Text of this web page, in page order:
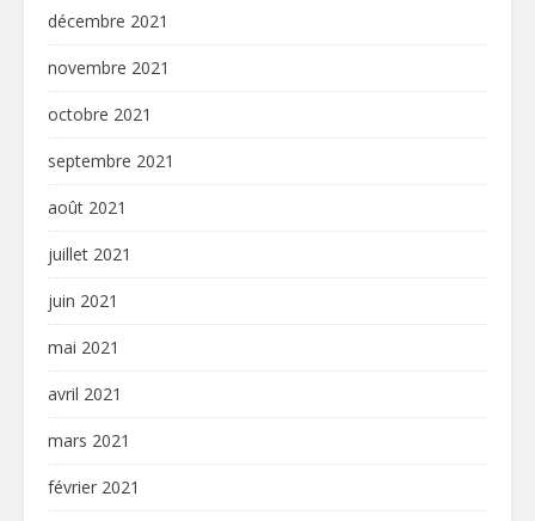
décembre 2021
novembre 2021
octobre 2021
septembre 2021
août 2021
juillet 2021
juin 2021
mai 2021
avril 2021
mars 2021
février 2021